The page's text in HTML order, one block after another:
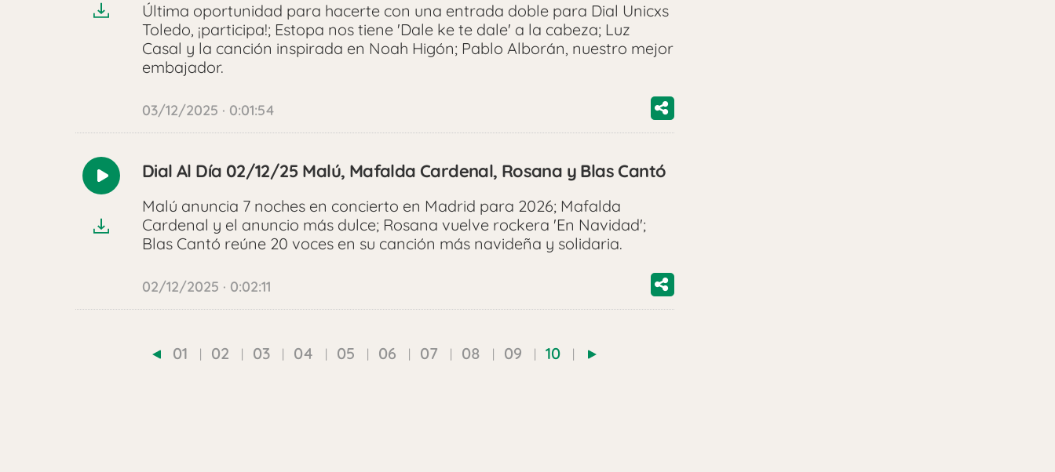
Última oportunidad para hacerte con una entrada doble para Dial Unicxs
Toledo, ¡participa!; Estopa nos tiene 'Dale ke te dale' a la cabeza; Luz
Casal y la canción inspirada en Noah Higón; Pablo Alborán, nuestro mejor
embajador.
03/12/2025 · 0:01:54
Reproducir
Dial Al Día 02/12/25 Malú, Mafalda Cardenal, Rosana y Blas Cantó
Malú anuncia 7 noches en concierto en Madrid para 2026; Mafalda
Cardenal y el anuncio más dulce; Rosana vuelve rockera 'En Navidad';
Blas Cantó reúne 20 voces en su canción más navideña y solidaria.
02/12/2025 · 0:02:11
01 02 03 04 05 06 07 08 09 10